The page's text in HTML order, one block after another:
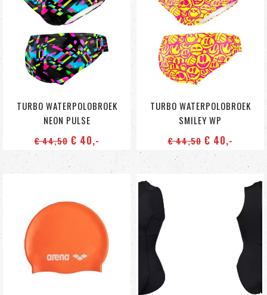
TURBO WATERPOLOBROEK
NEON PULSE
€ 44,50€ 40,-
TURBO WATERPOLOBROEK
SMILEY WP
€ 44,50€ 40,-